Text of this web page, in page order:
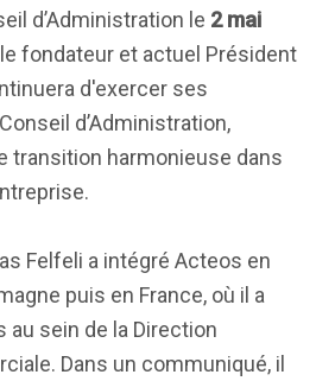
d’Administration le 2 mai
fondateur et actuel Président
d'exercer ses
d’Administration,
transition harmonieuse dans
Felfeli a intégré Acteos en
puis en France, où il a
sein de la Direction
Dans un communiqué, il